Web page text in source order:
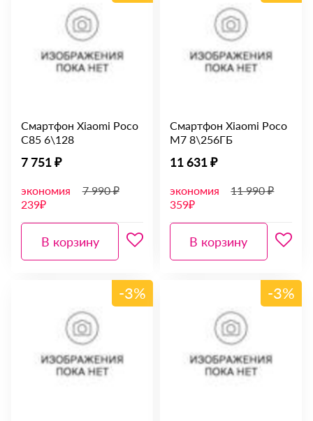
Смартфон Xiaomi Poco
С85 6\128
7 751 ₽
экономия
239₽
7 990 ₽
В корзину
Смартфон Xiaomi Poco
M7 8\256ГБ
11 631 ₽
экономия
359₽
11 990 ₽
В корзину
-3% -3%